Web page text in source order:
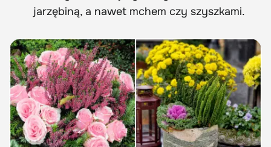
jarzębiną, a nawet mchem czy szyszkami.